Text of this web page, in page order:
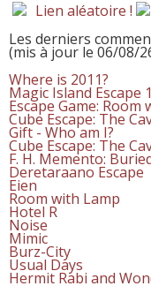
Lien aléatoire !
Les derniers
(mis à jour le 06/08/
Where is 2011?
Magic Island Escape
Escape Game: Room
Cube Escape: The
Gift - Who am I?
Cube Escape: The
F. H. Memento:
Deretaraano Escape
Eien
Room with Lamp
Hotel R
Noise
Mimic
Burz-City
Usual Days
Hermit Rabi and